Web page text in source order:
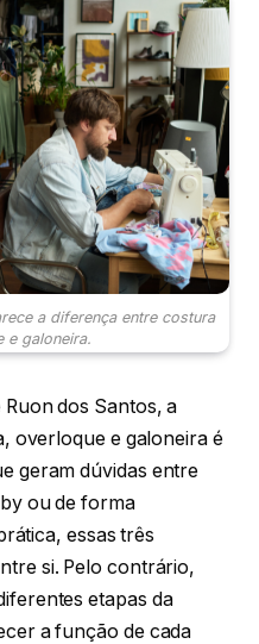
a diferença entre costura
e galoneira.
dos Santos, a
overloque e galoneira é
geram dúvidas entre
ou de forma
essas três
si. Pelo contrário,
etapas da
a função de cada